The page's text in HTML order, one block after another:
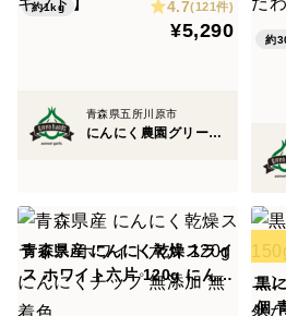
約1kg 4.7(121件)
¥5,290
青森県五所川原市
にんにく農園グリーンハンズ
く
品
約
青森県産 にんにく乾燥スライ
ス ホワイト六片 120g にんに
黒
個